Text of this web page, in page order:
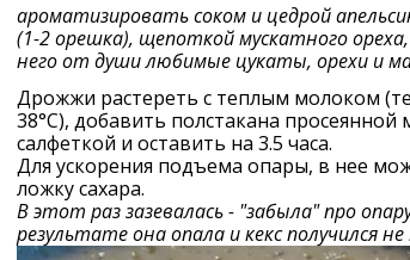
ароматизировать соком и цедрой
(1-2 орешка), щепоткой мускатного
него от души любимые цукаты, орехи и
Дрожжи растереть с теплым молоком
38°С), добавить полстакана
салфеткой и оставить на 3.5 часа.
Для ускорения подъема опары, в нее
ложку сахара.
В этот раз зазевалась - "забыла" про
результате она опала и кекс получился